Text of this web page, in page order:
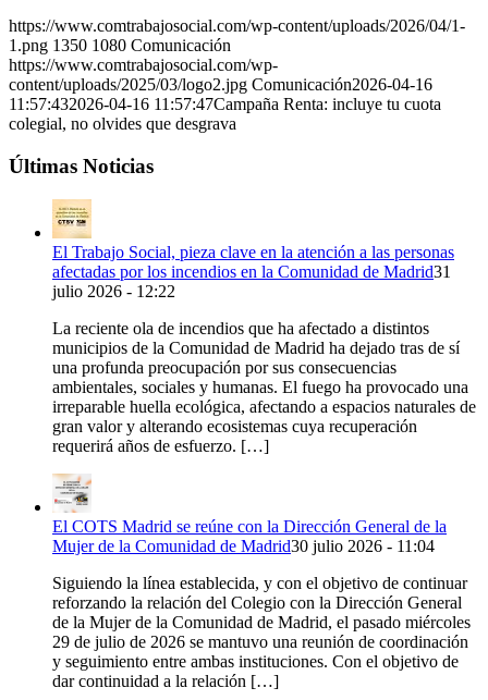
https://www.comtrabajosocial.com/wp-content/uploads/2026/04/1-
1.png 1350 1080 Comunicación
https://www.comtrabajosocial.com/wp-
content/uploads/2025/03/logo2.jpg Comunicación2026-04-16
11:57:432026-04-16 11:57:47Campaña Renta: incluye tu cuota
colegial, no olvides que desgrava
Últimas Noticias
El Trabajo Social, pieza clave en la atención a las personas
afectadas por los incendios en la Comunidad de Madrid31
julio 2026 - 12:22
La reciente ola de incendios que ha afectado a distintos
municipios de la Comunidad de Madrid ha dejado tras de sí
una profunda preocupación por sus consecuencias
ambientales, sociales y humanas. El fuego ha provocado una
irreparable huella ecológica, afectando a espacios naturales de
gran valor y alterando ecosistemas cuya recuperación
requerirá años de esfuerzo. […]
El COTS Madrid se reúne con la Dirección General de la
Mujer de la Comunidad de Madrid30 julio 2026 - 11:04
Siguiendo la línea establecida, y con el objetivo de continuar
reforzando la relación del Colegio con la Dirección General
de la Mujer de la Comunidad de Madrid, el pasado miércoles
29 de julio de 2026 se mantuvo una reunión de coordinación
y seguimiento entre ambas instituciones. Con el objetivo de
dar continuidad a la relación […]